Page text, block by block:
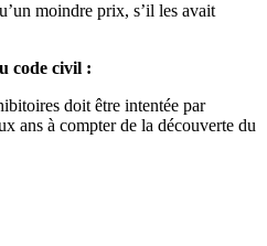
moindre prix, s’il les avait
code civil :
doit être intentée par
ans à compter de la découverte du